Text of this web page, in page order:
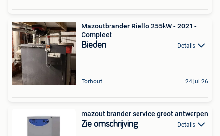
Mazoutbrander Riello 255kW - 2021 -
Compleet
Bieden Details
Torhout 24 jul 26
mazout brander service groot antwerpen
Zie omschrijving Details